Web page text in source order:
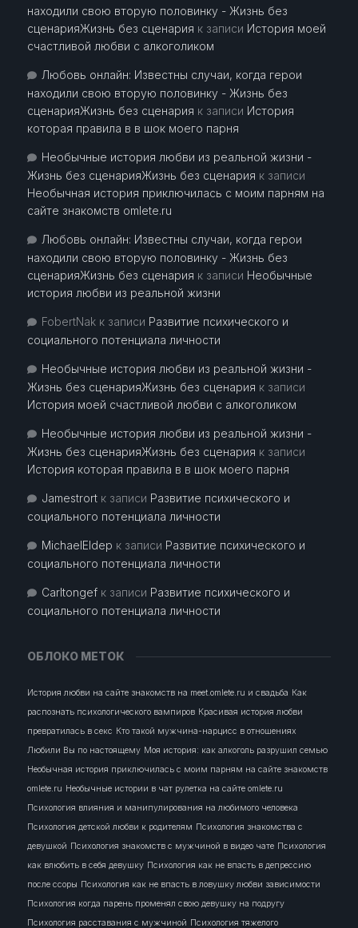
находили свою вторую половинку - Жизнь без
сценарияЖизнь без сценария к записи История моей
счастливой любви с алкоголиком
Любовь онлайн: Известны случаи, когда герои
находили свою вторую половинку - Жизнь без
сценарияЖизнь без сценария к записи История
которая правила в в шок моего парня
Необычные история любви из реальной жизни -
Жизнь без сценарияЖизнь без сценария к записи
Необычная история приключилась с моим парням на
сайте знакомств omlete.ru
Любовь онлайн: Известны случаи, когда герои
находили свою вторую половинку - Жизнь без
сценарияЖизнь без сценария к записи Необычные
история любви из реальной жизни
FobertNakк записи Развитие психического и
социального потенциала личности
Необычные история любви из реальной жизни -
Жизнь без сценарияЖизнь без сценария к записи
История моей счастливой любви с алкоголиком
Необычные история любви из реальной жизни -
Жизнь без сценарияЖизнь без сценария к записи
История которая правила в в шок моего парня
Jamestrortк записи Развитие психического и
социального потенциала личности
MichaelEldep к записи Развитие психического и
социального потенциала личности
Carltongefк записи Развитие психического и
социального потенциала личности
ОБЛОКО МЕТОК
История любви на сайте знакомств на meet.omlete.ru и свадьба Как
распознать психологического вампиров Красивая история любви
превратилась в секс Кто такой мужчина-нарцисс в отношениях
Любили Вы по настоящему Моя история: как алкоголь разрушил семью
Необычная история приключилась с моим парням на сайте знакомств
omlete.ru Необычные истории в чат рулетка на сайте omlete.ru
Психология влияния и манипулирования на любимого человека
Психология детской любви к родителям Психология знакомства с
девушкой Психология знакомств с мужчиной в видео чате Психология
как влюбить в себя девушку Психология как не впасть в депрессию
после ссоры Психология как не впасть в ловушку любви зависимости
Психология когда парень променял свою девушку на подругу
Психология расставания с мужчиной Психология тяжелого